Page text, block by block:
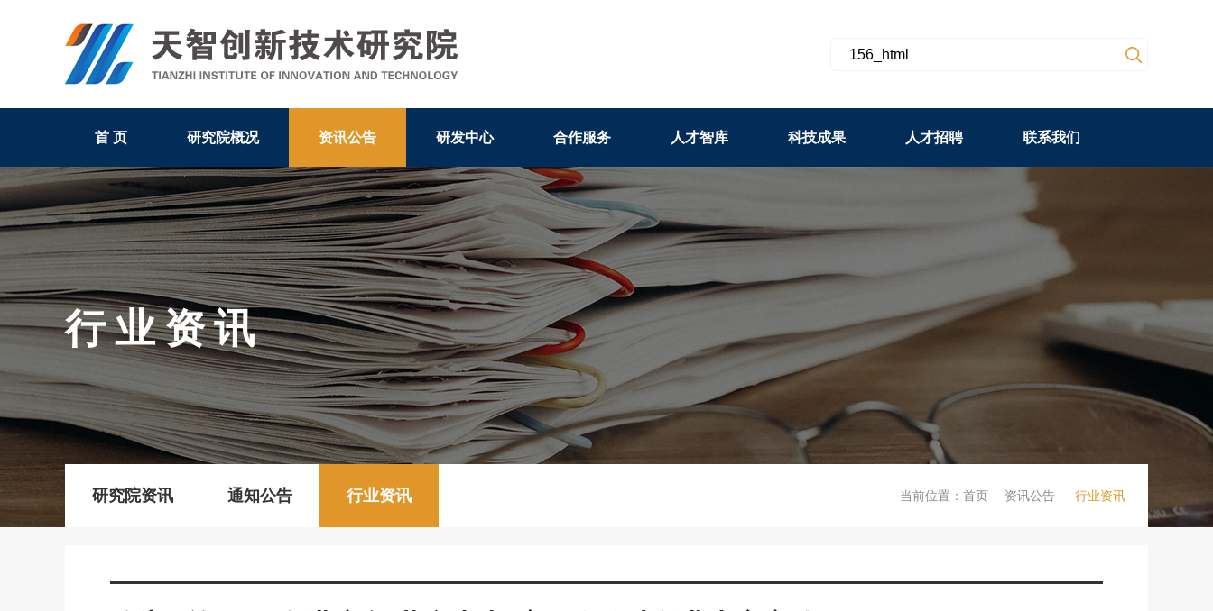
首 页 研究院概况 资讯公告 研发中心 合作服务 人才智库 科技成果 人才招聘 联系我们
行业资讯
研究院资讯 通知公告 行业资讯 当前位置： 首页 资讯公告 行业资讯